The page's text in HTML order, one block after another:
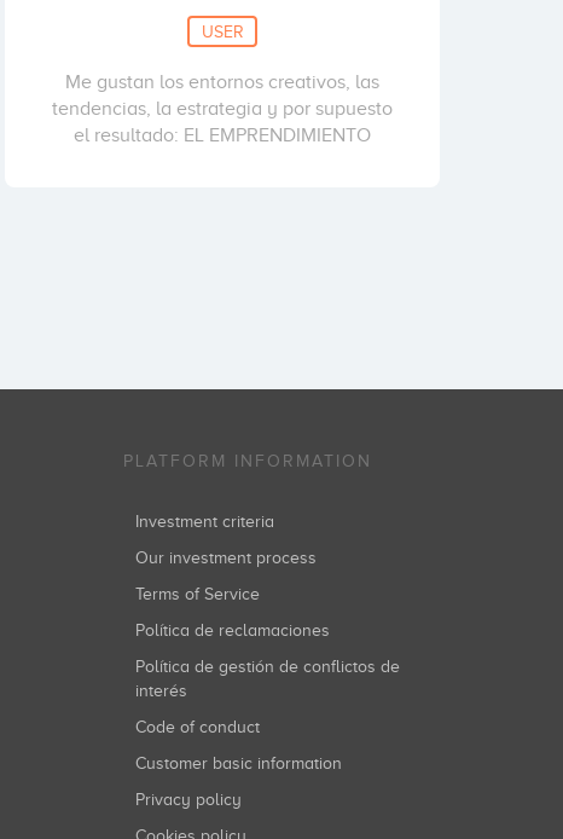
USER
Me gustan los entornos creativos, las
tendencias, la estrategia y por supuesto
el resultado: EL EMPRENDIMIENTO
PLATFORM INFORMATION
Investment criteria
Our investment process
Terms of Service
Política de reclamaciones
Política de gestión de conflictos de
interés
Code of conduct
Customer basic information
Privacy policy